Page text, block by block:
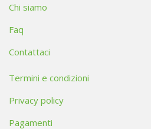
Chi siamo
Faq
Contattaci
Termini e condizioni
Privacy policy
Pagamenti